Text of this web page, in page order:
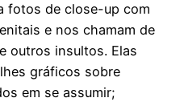
fotos de close-up com
e nos chamam de
outros insultos. Elas
gráficos sobre
em se assumir;